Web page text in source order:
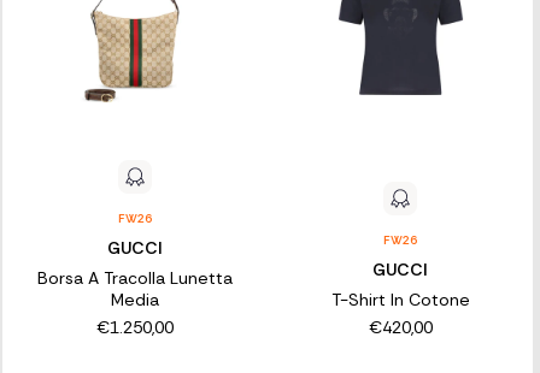
FW26
GUCCI
Borsa A Tracolla Lunetta
Media
€1.250,00
FW26
GUCCI
T-Shirt In Cotone
€420,00